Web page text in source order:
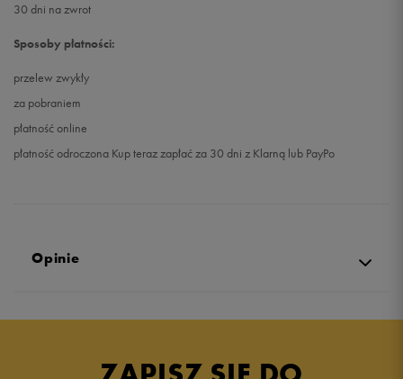
30 dni na zwrot
Sposoby płatności:
przelew zwykły
za pobraniem
płatność online
płatność odroczona Kup teraz zapłać za 30 dni z Klarną lub PayPo
Opinie
4.9